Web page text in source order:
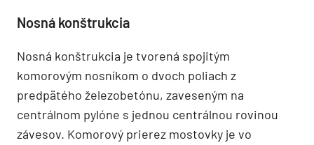
Nosná konštrukcia
Nosná konštrukcia je tvorená spojitým
komorovým nosníkom o dvoch poliach z
predpätého železobetónu, zaveseným na
centrálnom pylóne s jednou centrálnou rovinou
závesov. Komorový prierez mostovky je vo